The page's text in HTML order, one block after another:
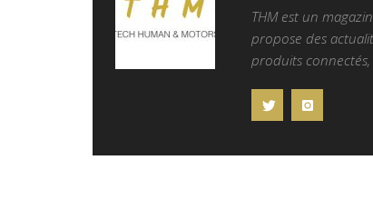
THM est un
propose des
produits connectés,